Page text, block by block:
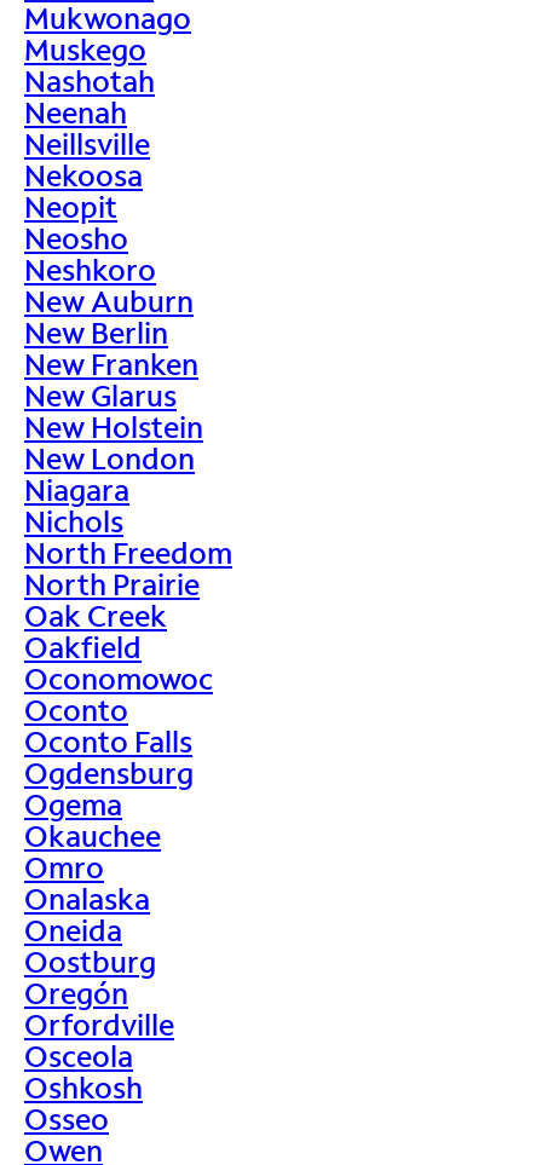
Mukwonago
Muskego
Nashotah
Neenah
Neillsville
Nekoosa
Neopit
Neosho
Neshkoro
New Auburn
New Berlin
New Franken
New Glarus
New Holstein
New London
Niagara
Nichols
North Freedom
North Prairie
Oak Creek
Oakfield
Oconomowoc
Oconto
Oconto Falls
Ogdensburg
Ogema
Okauchee
Omro
Onalaska
Oneida
Oostburg
Oregón
Orfordville
Osceola
Oshkosh
Osseo
Owen